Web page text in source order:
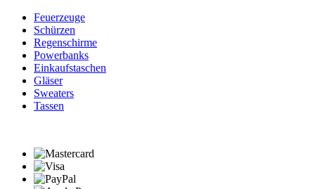
Feuerzeuge
Schürzen
Regenschirme
Powerbanks
Einkaufstaschen
Gläser
Sweaters
Tassen